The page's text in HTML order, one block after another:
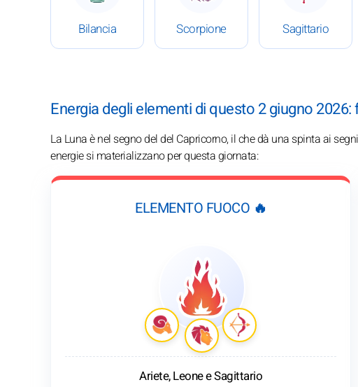
Bilancia Scorpione Sagittario
Energia degli elementi di questo 2 giugno
La Luna è nel segno del del Capricorno, il che dà una spinta ai
energie si materializzano per questa giornata:
ELEMENTO FUOCO 🔥
Ariete, Leone e Sagittario